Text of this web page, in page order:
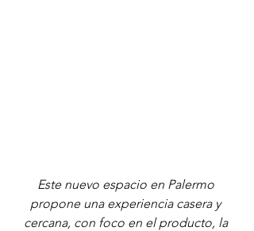
Este nuevo espacio en Palermo
propone una experiencia casera y
cercana, con foco en el producto, la